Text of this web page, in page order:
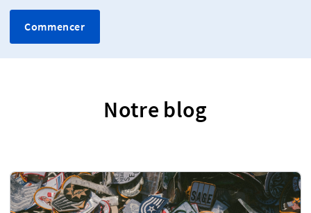
Commencer
Notre blog